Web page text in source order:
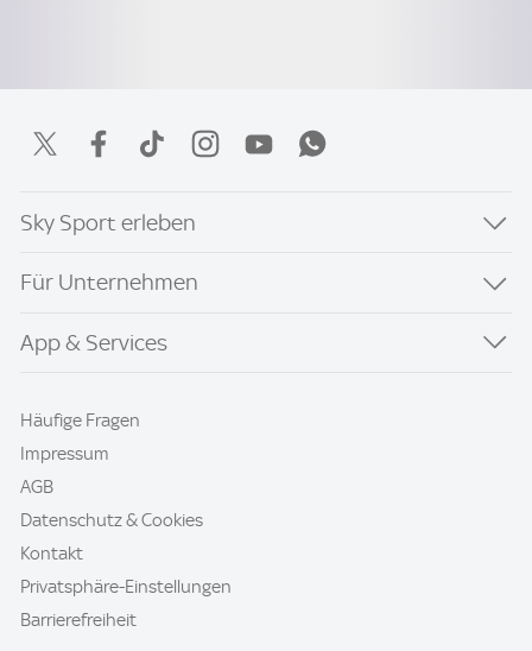
Sky Sport erleben
Für Unternehmen
App & Services
Häufige Fragen
Impressum
AGB
Datenschutz & Cookies
Kontakt
Privatsphäre-Einstellungen
Barrierefreiheit